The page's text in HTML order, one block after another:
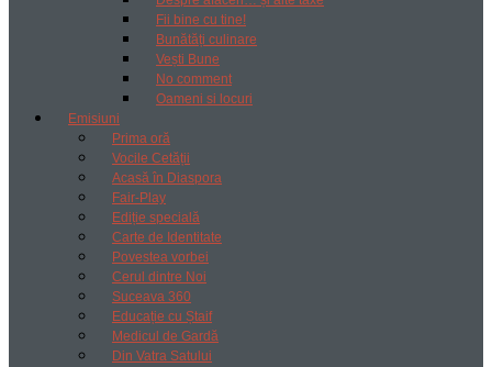
Fii bine cu tine!
Bunătăți culinare
Vești Bune
No comment
Oameni si locuri
Emisiuni
Prima oră
Vocile Cetății
Acasă în Diaspora
Fair-Play
Ediție specială
Carte de Identitate
Povestea vorbei
Cerul dintre Noi
Suceava 360
Educație cu Ștaif
Medicul de Gardă
Din Vatra Satului